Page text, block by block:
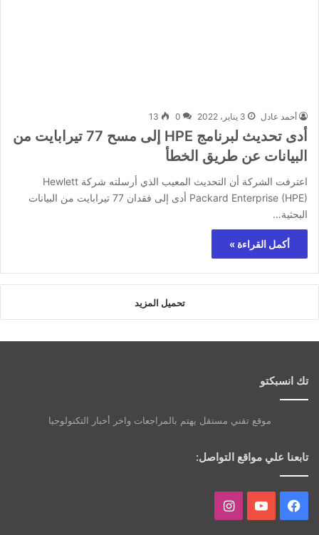
أحمد عادل 3 يناير، 2022 0
13
أدى تحديث لبرنامج HPE إلى مسح 77 تيرابايت من
البيانات عن طريق الخطأ
اعترفت الشركة أن التحديث المعيب الذي أرسلته شركة Hewlett
Packard Enterprise (HPE) أدى إلى فقدان 77 تيرابايت من البيانات
البحثية…
أكمل القراءة »
تحميل المزيد
تك انسبكتو
موقع تقني مستقل يهتم بالمراجعات واخر أخبار التكنولوجيا
تابعنا علي مواقع التواصل:
فيسبوك يوتيوب